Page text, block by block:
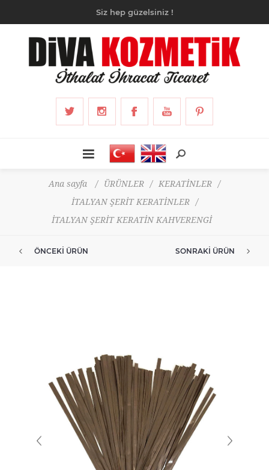
Siz hep güzelsiniz !
Ana sayfa / ÜRÜNLER / KERATİNLER
/
İTALYAN ŞERİT KERATİNLER
/
İTALYAN ŞERİT KERATİN KAHVERENGİ
ÖNCEKI ÜRÜN SONRAKI ÜRÜN